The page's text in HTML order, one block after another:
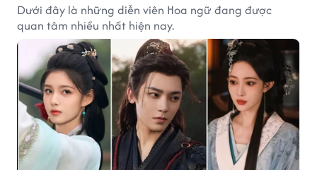
Dưới đây là những diễn viên Hoa ngữ đang được
quan tâm nhiều nhất hiện nay.